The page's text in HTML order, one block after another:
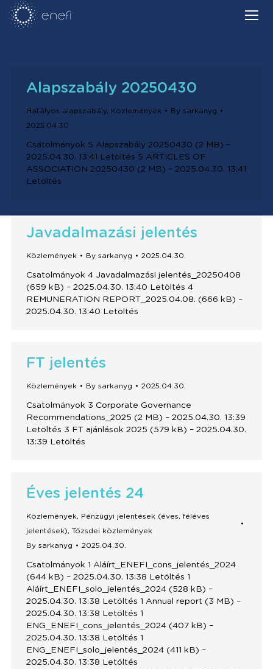
Alapszabály 20250430
Hatályos alapszabály, Közlemények By sarkanyg
2025.04.30.
Csatolmányok 5 Alapszabály 20250430 (2 MB) –
2025.04.30. 13:41 Letöltés 5 ARTICLES OF
ASSOCIATION 20250430 (2 MB) – 2025.04.30. 13:41
Letöltés
Javadalmazási jelentés
Közlemények By sarkanyg 2025.04.30.
Csatolmányok 4 Javadalmazási jelentés_20250408
(659 kB) – 2025.04.30. 13:40 Letöltés 4
REMUNERATION REPORT_2025.04.08. (666 kB) –
2025.04.30. 13:40 Letöltés
FT jelentés
Közlemények By sarkanyg 2025.04.30.
Csatolmányok 3 Corporate Governance
Recommendations_2025 (2 MB) – 2025.04.30. 13:39
Letöltés 3 FT ajánlások 2025 (579 kB) – 2025.04.30.
13:39 Letöltés
Éves jelentés 24
Közlemények, Pénzügyi jelentések (éves, féléves
jelentések), Tőzsdei közlemények
By sarkanyg 2025.04.30.
Csatolmányok 1 Aláírt_ENEFI_cons_jelentés_2024
(644 kB) – 2025.04.30. 13:38 Letöltés 1
Aláírt_ENEFI_solo_jelentés_2024 (528 kB) –
2025.04.30. 13:38 Letöltés 1 Annual report (3 MB) –
2025.04.30. 13:38 Letöltés 1
ENG_ENEFI_cons_jelentés_2024 (407 kB) –
2025.04.30. 13:38 Letöltés 1
ENG_ENEFI_solo_jelentés_2024 (411 kB) –
2025.04.30. 13:38 Letöltés